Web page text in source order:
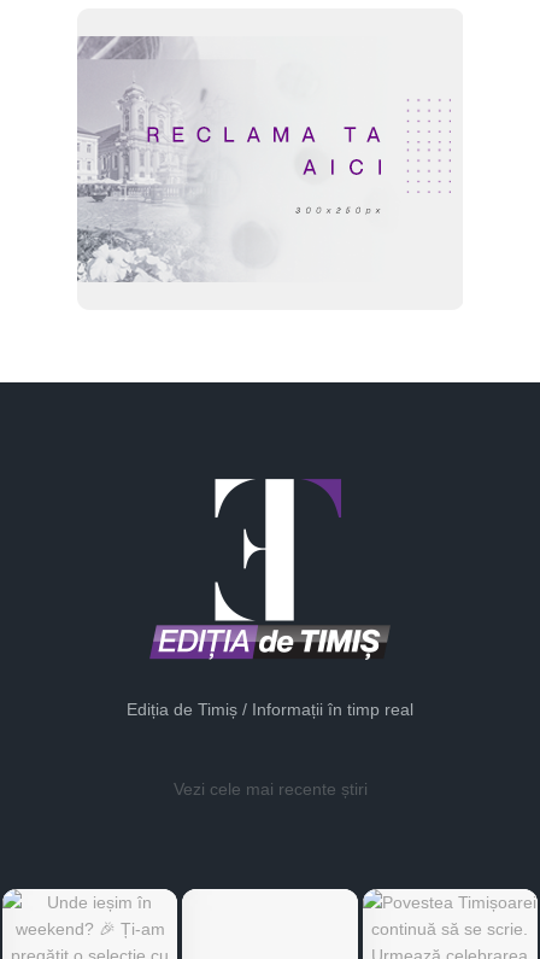
Ediția de Timiș / Informații în timp real
Vezi cele mai recente știri